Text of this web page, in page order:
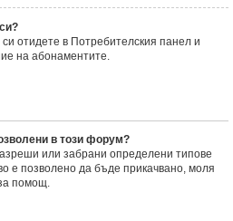
отидете в Потребителския панел и
на абонаментите.
в този форум?
или забрани определени типове
е позволено да бъде прикачвано, моля
помощ.